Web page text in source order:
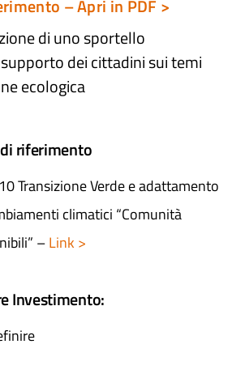
– Apri in PDF >
di uno sportello
dei cittadini sui temi
ecologica​
riferimento
Transizione Verde e adattamento
climatici “Comunità
–Link >
Investimento: